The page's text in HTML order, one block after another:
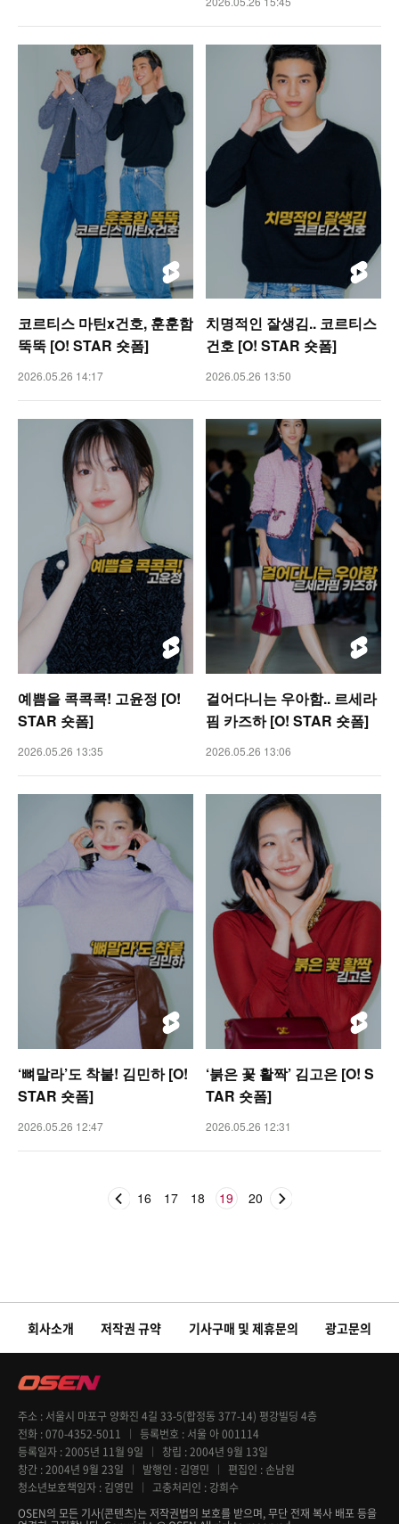
코르티스 마틴x건호, 훈훈함
뚝뚝 [O! STAR 숏폼]
2026.05.26 14:17
치명적인 잘생김.. 코르티스
건호 [O! STAR 숏폼]
2026.05.26 13:50
예쁨을 콕콕콕! 고윤정 [O!
STAR 숏폼]
2026.05.26 13:35
걸어다니는 우아함.. 르세라
핌 카즈하 [O! STAR 숏폼]
2026.05.26 13:06
‘뼈말라’도 착붙! 김민하 [O!
STAR 숏폼]
2026.05.26 12:47
‘붉은 꽃 활짝’ 김고은 [O! S
TAR 숏폼]
2026.05.26 12:31
16 17 18 19 20
회사소개 저작권 규약 기사구매 및 제휴문의 광고문의
주소
서울시 마포구 양화진 4길 33-5(합정동 377-14) 평강빌딩 4층
전화 070-4352-5011 등록번호
서울 아 001114
등록일자 2005년 11월 9일 창립 2004년 9월 13일
창간 2004년 9월 23일 발행인 김영민 편집인
손남원
청소년보호책임자 김영민 고충처리인
강희수
OSEN의 모든 기사(콘텐츠)는 저작권법의 보호를 받으며, 무단 전재 복사 배포 등을